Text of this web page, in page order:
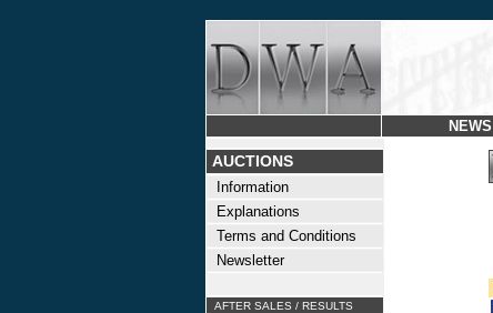
NEWS
AUCTIONS
Information
Explanations
Terms and Conditions
Newsletter
AFTER SALES / RESULTS